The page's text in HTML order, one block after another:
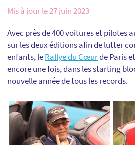
Mis à jour le 27 juin 2023
Avec près de 400 voitures et pilotes
sur les deux éditions afin de lutter
enfants, leRallye du Cœurde Paris
encore une fois, dans les starting
nouvelle année de tous les records.